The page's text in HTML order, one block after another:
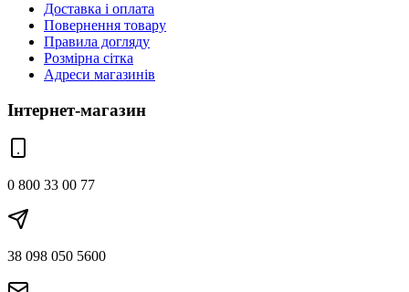
Доставка і оплата
Повернення товару
Правила догляду
Розмірна сітка
Адреси магазинів
Інтернет-магазин
0 800 33 00 77
38 098 050 5600